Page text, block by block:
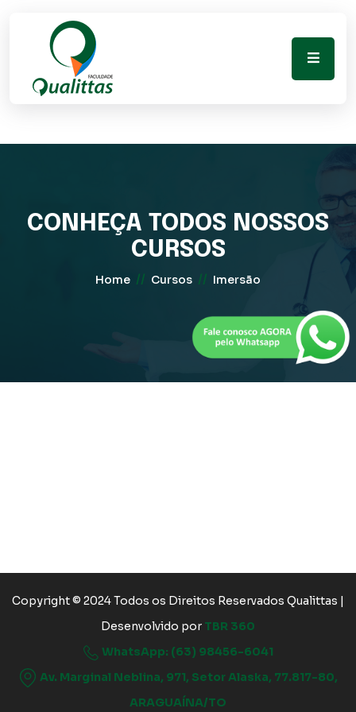
CONHEÇA TODOS NOSSOS
CURSOS
Home // Cursos // Imersão
Copyright © 2024 Todos os Direitos Reservados Qualittas |
Desenvolvido por TBR 360
WhatsApp: (63) 98456-6041
Av. Marginal Neblina, 971, Setor Alaska, 77.817-80,
ARAGUAÍNA/TO